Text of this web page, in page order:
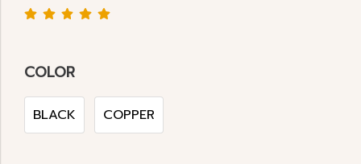
COLOR
BLACK COPPER